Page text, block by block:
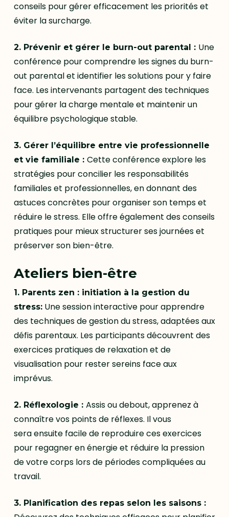
conseils pour gérer efficacement les priorités et
éviter la surcharge.
2. Prévenir et gérer le burn-out parental : Une
conférence pour comprendre les signes du burn-
out parental et identifier les solutions pour y faire
face. Les intervenants partagent des techniques
pour gérer la charge mentale et maintenir un
équilibre psychologique stable.
3. Gérer l’équilibre entre vie professionnelle
et vie familiale : Cette conférence explore les
stratégies pour concilier les responsabilités
familiales et professionnelles, en donnant des
astuces concrètes pour organiser son temps et
réduire le stress. Elle offre également des conseils
pratiques pour mieux structurer ses journées et
préserver son bien-être.
Ateliers bien-être
1. Parents zen : initiation à la gestion du
stress:Une session interactive pour apprendre
des techniques de gestion du stress, adaptées aux
défis parentaux. Les participants découvrent des
exercices pratiques de relaxation et de
visualisation pour rester sereins face aux
imprévus.
2. Réflexologie : Assis ou debout, apprenez à
connaître vos points de réflexes. Il vous
sera ensuite facile de reproduire ces exercices
pour regagner en énergie et réduire la pression
de votre corps lors de périodes compliquées au
travail.
3. Planification des repas selon les saisons: